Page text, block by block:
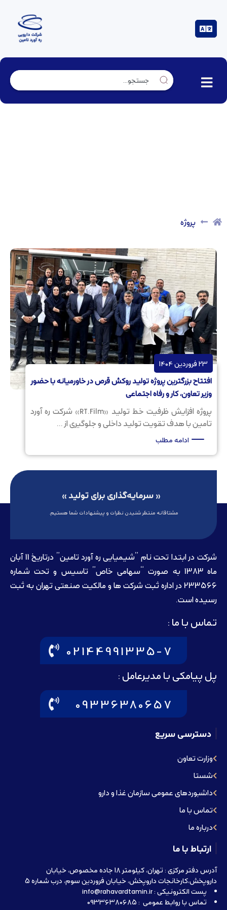
پروژه
23 فروردین 1404
افتتاح بزرگترین پروژه تولید روکش قرص در خاورمیانه با حضور
وزیر تعاون، کار و رفاه اجتماعی
پروژه افزایش ظرفیت خط تولید «RT.Film» شرکت ره آورد
تامین با هدف تقویت تولید داخلی و جلوگیری از ...
ادامه مطلب
« سرمایه‌گذاری برای تولید »
مشتاقانه منتظر شنیدن نظرات و پیشنهادات شما هستیم.
شرکت در ابتدا تحت نام ”شیمیایی ره آورد تامين” درتاريخ 11 آبان
ماه 1383 به صورت “سهامی خاص” تاسيس و تحت شماره
233566 در اداره ثبت شرکت ها و مالکيت صنعتی تهران به ثبت
رسيده است.
تماس با ما :
02144991335-7
پل پیامکی با مدیرعامل :
09336380657
دسترسی سریع
وزارت تعاون
شستا
داشبوردهای عمومی سازمان غذا و دارو
تماس با ما
درباره ما
ارتباط با ما
آدرس دفتر مرکزی : تهران، کیلومتر 18 جاده مخصوص، خیابان
داروپخش،کارخانجات داروپخش، خیابان فروردین سوم، درب شماره 5
پست الکترونیکی : info@rahavardtamin.ir
تماس با روابط عمومی : 09336380685